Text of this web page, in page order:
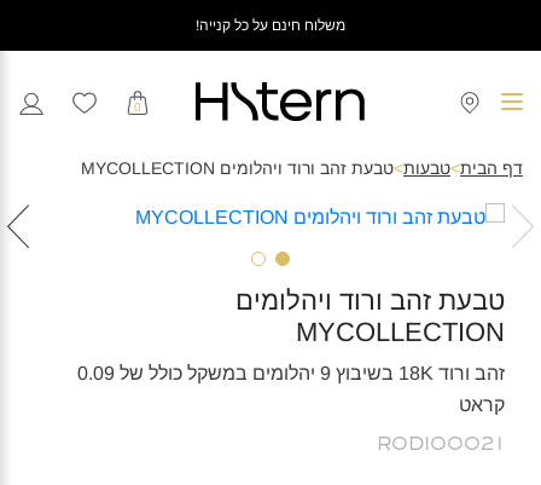
משלוח חינם על כל קנייה!
0
דף הבית>טבעות>טבעת זהב ורוד ויהלומים MYCOLLECTION
טבעת זהב ורוד ויהלומים
MYCOLLECTION
זהב ורוד 18K בשיבוץ 9 יהלומים במשקל כולל של 0.09
קראט
R0DI00021